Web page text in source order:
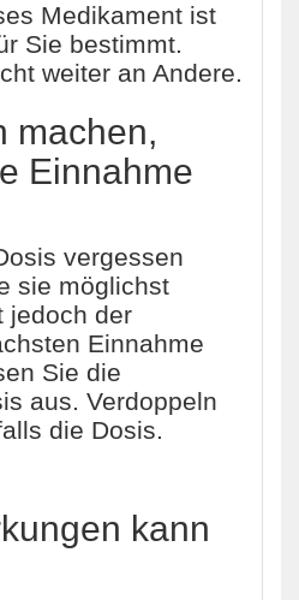
Medikament ist
Sie bestimmt.
weiter an Andere.
machen,
Einnahme
vergessen
sie möglichst
jedoch der
Einnahme
Sie die
aus. Verdoppeln
die Dosis.
kann